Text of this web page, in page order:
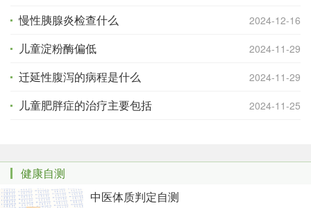
2024-12-16
慢性胰腺炎检查什么
2024-11-29
儿童淀粉酶偏低
2024-11-29
迁延性腹泻的病程是什么
2024-11-25
儿童肥胖症的治疗主要包括
健康自测
中医体质判定自测